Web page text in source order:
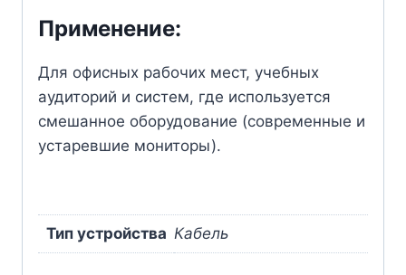
Применение:
Для офисных рабочих мест, учебных
аудиторий и систем, где используется
смешанное оборудование (современные и
устаревшие мониторы).
Тип устройства Кабель